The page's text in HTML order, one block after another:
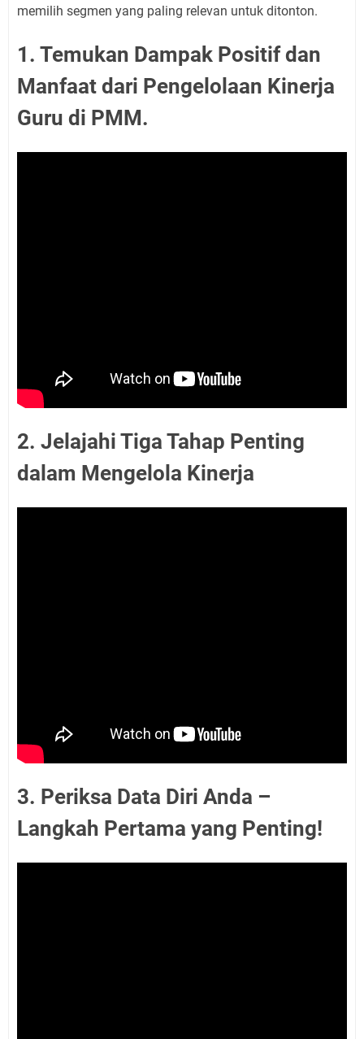
memilih segmen yang paling relevan untuk ditonton.
1. Temukan Dampak Positif dan
Manfaat dari Pengelolaan Kinerja
Guru di PMM.
2. Jelajahi Tiga Tahap Penting
dalam Mengelola Kinerja
3. Periksa Data Diri Anda –
Langkah Pertama yang Penting!